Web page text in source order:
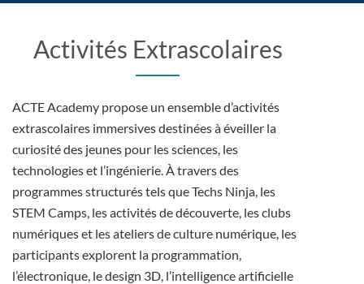
Activités Extrascolaires
ACTE Academy propose un ensemble d’activités
extrascolaires immersives destinées à éveiller la
curiosité des jeunes pour les sciences, les
technologies et l’ingénierie. À travers des
programmes structurés tels que Techs Ninja, les
STEM Camps, les activités de découverte, les clubs
numériques et les ateliers de culture numérique, les
participants explorent la programmation,
l’électronique, le design 3D, l’intelligence artificielle